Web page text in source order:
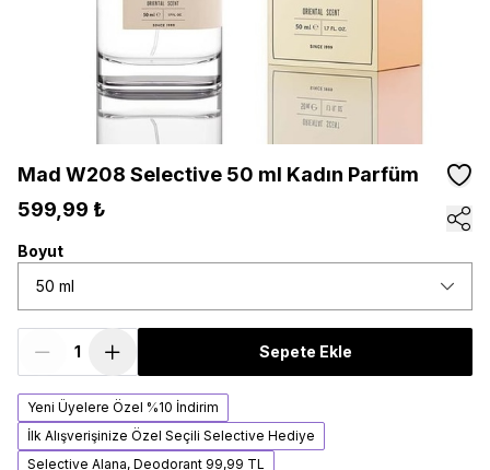
Mad W208 Selective 50 ml Kadın Parfüm
599,99 ₺
Boyut
50 ml
Sepete Ekle
Yeni Üyelere Özel %10 İndirim
İlk Alışverişinize Özel Seçili Selective Hediye
Selective Alana, Deodorant 99,99 TL